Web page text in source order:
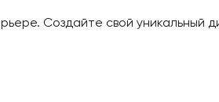
Создайте свой уникальный